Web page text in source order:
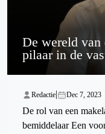
De wereld van
pilaar in de
Redactie| Dec 7, 2023
De rol van een
bemiddelaar Een